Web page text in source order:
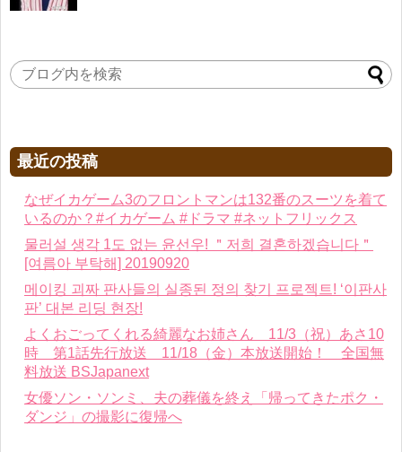
最近の投稿
なぜイカゲーム3のフロントマンは132番のスーツを着て
いるのか？#イカゲーム #ドラマ #ネットフリックス
물러설 생각 1도 없는 윤선우! ＂저희 결혼하겠습니다＂
[여름아 부탁해] 20190920
메이킹 괴짜 판사들의 실종된 정의 찾기 프로젝트! ‘이판사
판’ 대본 리딩 현장!
よくおごってくれる綺麗なお姉さん 11/3（祝）あさ10
時 第1話先行放送 11/18（金）本放送開始！ 全国無
料放送 BSJapanext
女優ソン・ソンミ、夫の葬儀を終え「帰ってきたポク・
ダンジ」の撮影に復帰へ